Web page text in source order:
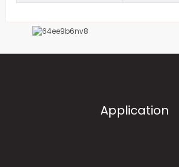
Application